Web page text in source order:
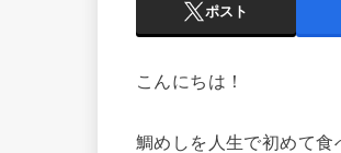
ポスト
こんにちは！
鯛めしを人生で初めて食